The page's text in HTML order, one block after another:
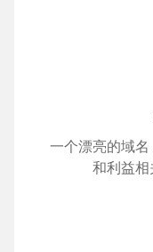
一个漂亮的域
和利益相